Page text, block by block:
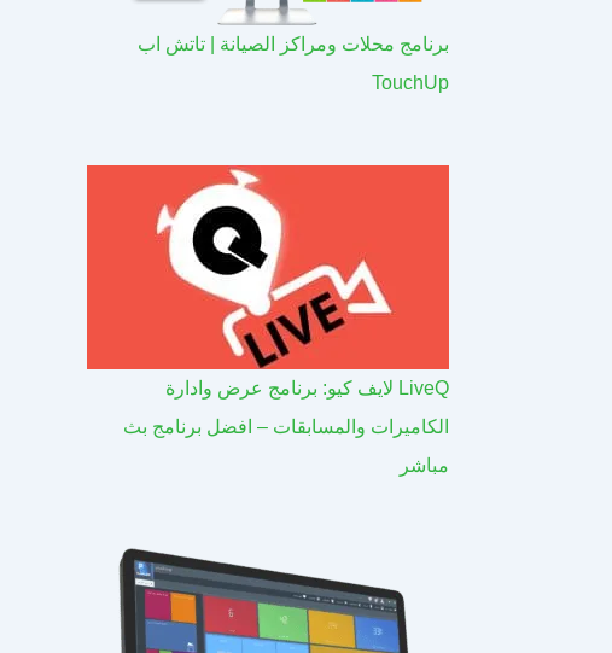
برنامج محلات ومراكز الصيانة | تاتش اب
TouchUp
LiveQ لايف كيو: برنامج عرض وادارة
الكاميرات والمسابقات – افضل برنامج بث
مباشر